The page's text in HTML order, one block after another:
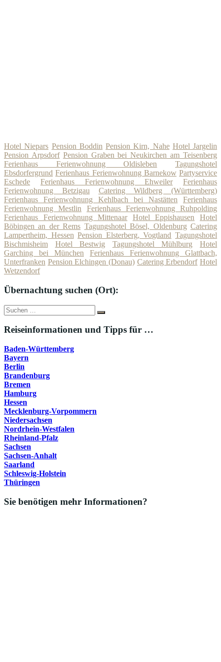
Hotel Niepars Pension Boddin Pension Kirn, Nahe Hotel Jargelin
Pension Arpsdorf Pension Graben bei Neukirchen am Teisenberg
Ferienhaus Ferienwohnung Oldisleben
Tagungshotel
Ebsdorfergrund Ferienhaus Ferienwohnung Barnekow Partyservice
Eschede
Ferienhaus Ferienwohnung Ehweiler
Ferienhaus
Ferienwohnung Betzigau
Catering Wildberg (Württemberg)
Ferienhaus Ferienwohnung Kehlbach bei Nastätten
Ferienhaus
Ferienwohnung Mestlin
Ferienhaus Ferienwohnung Ruhpolding
Ferienhaus Ferienwohnung Mittenaar
Hotel Eppishausen
Hotel
Böbingen an der Rems Tagungshotel Bösel, Oldenburg Catering
Lampertheim, Hessen Pension Elsterberg, Vogtland Tagungshotel
Bischmisheim
Hotel Bestwig Tagungshotel Mühlburg
Hotel
Garching bei München
Ferienhaus Ferienwohnung Glattbach,
Unterfranken Pension Elchingen (Donau) Catering Erbendorf Hotel
Wetzendorf
Übernachtung suchen (Ort):
Suche
nach:
Suchen
Reiseinformationen und Tipps für …
Baden-Württemberg
Bayern
Berlin
Brandenburg
Bremen
Hamburg
Hessen
Mecklenburg-Vorpommern
Niedersachsen
Nordrhein-Westfalen
Rheinland-Pfalz
Sachsen
Sachsen-Anhalt
Saarland
Schleswig-Holstein
Thüringen
Sie benötigen mehr Informationen?